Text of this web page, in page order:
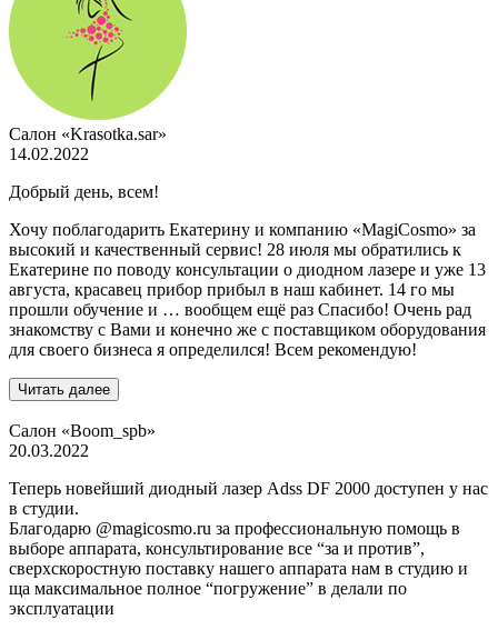
Салон «Krasotka.sar»
14.02.2022
Добрый день, всем!
Хочу поблагодарить Екатерину и компанию «MagiCosmo» за
высокий и качественный сервис! 28 июля мы обратились к
Екатерине по поводу консультации о диодном лазере и уже 13
августа, красавец прибор прибыл в наш кабинет. 14 го мы
прошли обучение и … вообщем ещё раз Спасибо! Очень рад
знакомству с Вами и конечно же с поставщиком оборудования
для своего бизнеса я определился! Всем рекомендую!
Читать далее
Салон «Boom_spb»
20.03.2022
Теперь новейший диодный лазер Adss DF 2000 доступен у нас
в студии.
Благодарю @magicosmo.ru за профессиональную помощь в
выборе аппарата, консультирование все “за и против”,
сверхскоростную поставку нашего аппарата нам в студию и
ща максимальное полное “погружение” в делали по
эксплуатации